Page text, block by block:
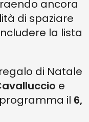
ancora
di spaziare
la lista
di Natale
e
il 6,